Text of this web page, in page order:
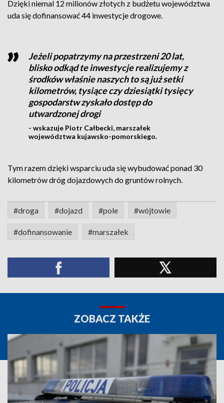
Dzięki niemal 12 milionów złotych z budżetu województwa
uda się dofinansować 44 inwestycje drogowe.
Jeżeli popatrzymy na przestrzeni 20 lat,
blisko odkąd te inwestycje realizujemy z
środków właśnie naszych to są już setki
kilometrów, tysiące czy dziesiątki tysięcy
gospodarstw zyskało dostęp do
utwardzonej drogi
- wskazuje Piotr Całbecki, marszałek
województwa kujawsko-pomorskiego.
Tym razem dzięki wsparciu uda się wybudować ponad 30
kilometrów dróg dojazdowych do gruntów rolnych.
#droga #dojazd #pole #wójtowie
#dofinansowanie #marszałek
ZOBACZ TAKŻE